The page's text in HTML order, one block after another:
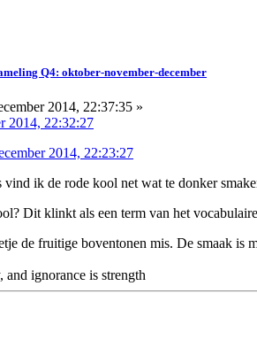
Q4: oktober-november-december
2014, 22:37:35 »
2014, 22:32:27
2014, 22:23:27
vind ik de rode kool net wat te donker
Dit klinkt als een term van het
de fruitige boventonen mis. De smaak is
and ignorance is strength